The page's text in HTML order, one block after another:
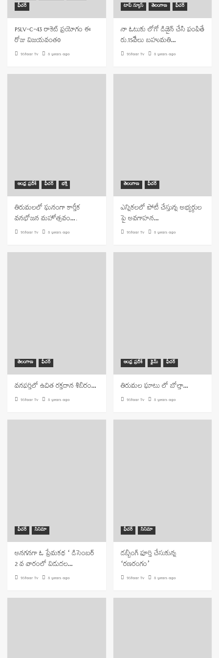
ఫీచర్
PSLV-C-43 రాకెట్ ప్రయోగం ఈ
రోజు విజయవంత0
9Staar Tv 8 years ago
టాప్ న్యూస్ తెలంగాణ ఫీచర్
నా ఓటుకు లోగో డిజైన్ చేసి పంపితే
రు.15వేలు బహుమతి…
9Staar Tv 8 years ago
ఆంధ్ర ప్రదేశ్ ఫీచర్ భక్తి
తిరుమలలో ఘనంగా కార్తీక
వనభోజన మహోత్సవం….
9Staar Tv 8 years ago
తెలంగాణ ఫీచర్
ఎన్నికలలో పోటీ చేస్తున్న అభ్యర్థుల
పై అవగాహన…
9Staar Tv 8 years ago
తెలంగాణ ఫీచర్
వనపర్తిలో ఉచిత రక్తదాన శిబిరం…
9Staar Tv 8 years ago
ఆంధ్ర ప్రదేశ్ క్రైమ్ ఫీచర్
తిరుమల ఘాటు లో బోల్తా…
9Staar Tv 8 years ago
ఫీచర్ సినిమా
అనగనగా ఓ ప్రేమకథ ‘ డిసెంబర్
2 వ వారంలో విడుదల…
9Staar Tv 8 years ago
ఫీచర్ సినిమా
డబ్బింగ్ పూర్తి చేసుకున్న
‘రణరంగం’
9Staar Tv 8 years ago